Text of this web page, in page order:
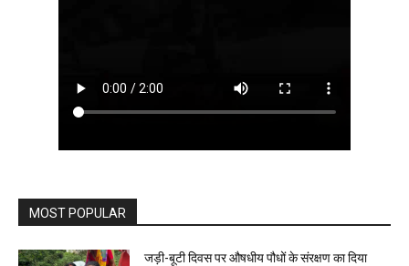
MOST POPULAR
जड़ी-बूटी दिवस पर औषधीय पौधों के संरक्षण का दिया